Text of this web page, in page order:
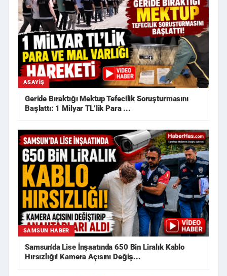
ASAYIŞ
Geride Bıraktığı Mektup Tefecilik Soruşturmasını
Başlattı: 1 Milyar TL’lik Para ...
SAMSUN HABER
Samsun'da Lise İnşaatında 650 Bin Liralık Kablo
Hırsızlığı! Kamera Açısını Değiş...